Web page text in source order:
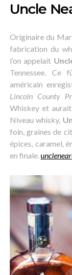
Uncle
Originaire du
fabrication du
l’on appelait
Tennessee. Ce
américain
Lincoln County
Whiskey et
Niveau whisky,
foin, graines de
épices, caramel,
en finale.u